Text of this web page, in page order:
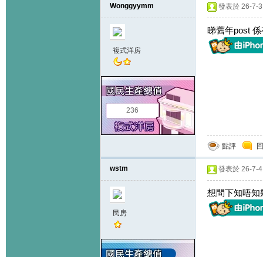
Wonggyymm
複式洋房
236
發表於 26-7-
睇舊年post
點評
wstm
民房
發表於 26-7-
想問下知唔知